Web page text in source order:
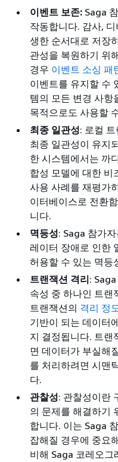
이벤트 보존: Saga
작동합니다. 감사,
생한 순서대로 저장
관성을 복원하기 위
경우 이벤트 소싱 패
이벤트를 유지할 수
템의 모든 변경 사항
목적으로도 사용할
최종 일관성: 로컬
최종 일관성이 유지
한 시스템에서는 까
합성 모델에 대한 비
사용 사례를 재평가
이터베이스로 전환
니다.
멱등성: Saga 참가
레이터 장애로 인한
허용할 수 있는 멱등
트랜잭션 격리:
속성 중 하나인 트랜
트랜잭션의 격리 정
기반이 되는 데이터
지 결정됩니다. 트랜
면 데이터가 부실해
를 처리하려면 시맨
다.
관찰성: 관찰성이란
의 문제를 해결하기
합니다. 이는 Saga
잡해질 경우에 중요
비해 Saga 코레오그